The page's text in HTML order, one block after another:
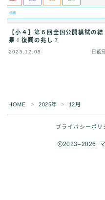
【小４】第６回全国公開模試の結
果！復調の兆し？
2025.12.08 日能
HOME ＞ 2025年 ＞ 12月
プライバシーポリ
2023–2026